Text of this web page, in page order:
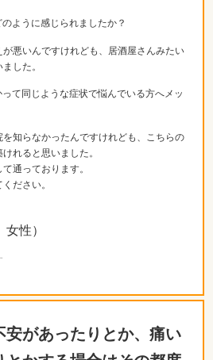
ように感じられましたか？
悪いんですけれども、居酒屋さんみたい
した。
て同じような症状で悩んでいる方へメッ
知らなかったんですけれども、こちらの
れると思いました。
通っております。
ださい。
性）
安があったりとか、痛い